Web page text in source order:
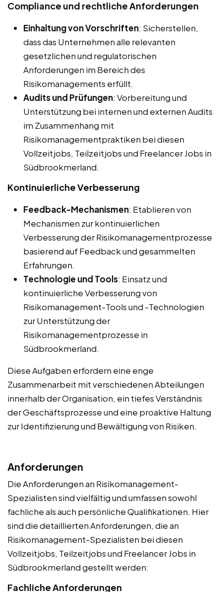
Compliance und rechtliche Anforderungen
Einhaltung von Vorschriften: Sicherstellen,
dass das Unternehmen alle relevanten
gesetzlichen und regulatorischen
Anforderungen im Bereich des
Risikomanagements erfüllt.
Audits und Prüfungen: Vorbereitung und
Unterstützung bei internen und externen Audits
im Zusammenhang mit
Risikomanagementpraktiken bei diesen
Vollzeitjobs, Teilzeitjobs und Freelancer Jobs in
Südbrookmerland.
Kontinuierliche Verbesserung
Feedback-Mechanismen: Etablieren von
Mechanismen zur kontinuierlichen
Verbesserung der Risikomanagementprozesse
basierend auf Feedback und gesammelten
Erfahrungen.
Technologie und Tools: Einsatz und
kontinuierliche Verbesserung von
Risikomanagement-Tools und -Technologien
zur Unterstützung der
Risikomanagementprozesse in
Südbrookmerland.
Diese Aufgaben erfordern eine enge
Zusammenarbeit mit verschiedenen Abteilungen
innerhalb der Organisation, ein tiefes Verständnis
der Geschäftsprozesse und eine proaktive Haltung
zur Identifizierung und Bewältigung von Risiken.
Anforderungen
Die Anforderungen an Risikomanagement-
Spezialisten sind vielfältig und umfassen sowohl
fachliche als auch persönliche Qualifikationen. Hier
sind die detaillierten Anforderungen, die an
Risikomanagement-Spezialisten bei diesen
Vollzeitjobs, Teilzeitjobs und Freelancer Jobs in
Südbrookmerland gestellt werden:
Fachliche Anforderungen